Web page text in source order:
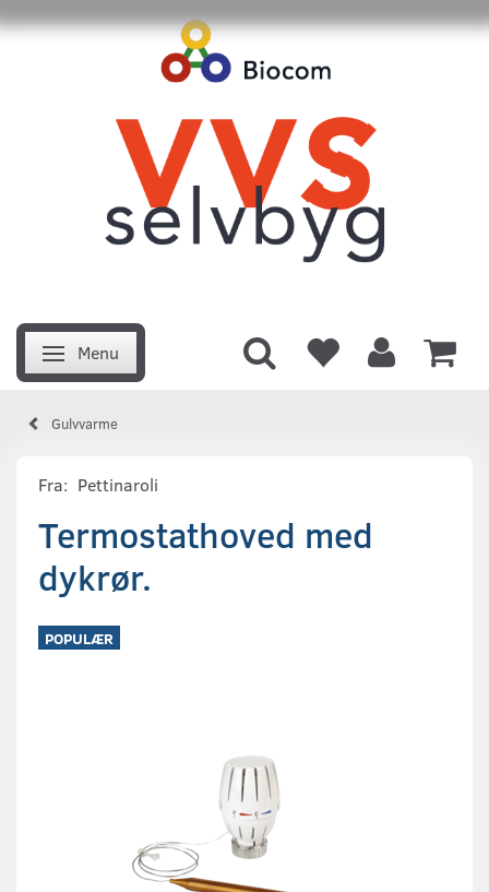
Skifte navigation
Menu
Gulvvarme
Fra: Pettinaroli
Termostathoved med
dykrør.
POPULÆR